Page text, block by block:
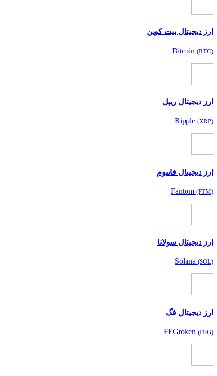
ارز دیجیتال بیت کوین
Bitcoin (BTC)
ارز دیجیتال ریپل
Ripple (XRP)
ارز دیجیتال فانتوم
Fantom (FTM)
ارز دیجیتال سولانا
Solana (SOL)
ارز دیجیتال فگ
FEGtoken (FEG)